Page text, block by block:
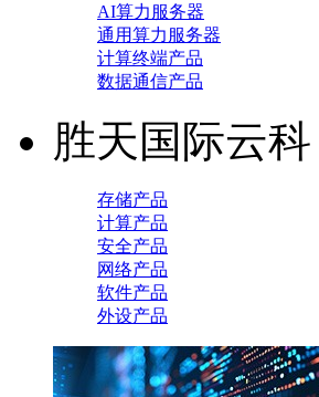
AI算力服务器
通用算力服务器
计算终端产品
数据通信产品
胜天国际云科
存储产品
计算产品
安全产品
网络产品
软件产品
外设产品